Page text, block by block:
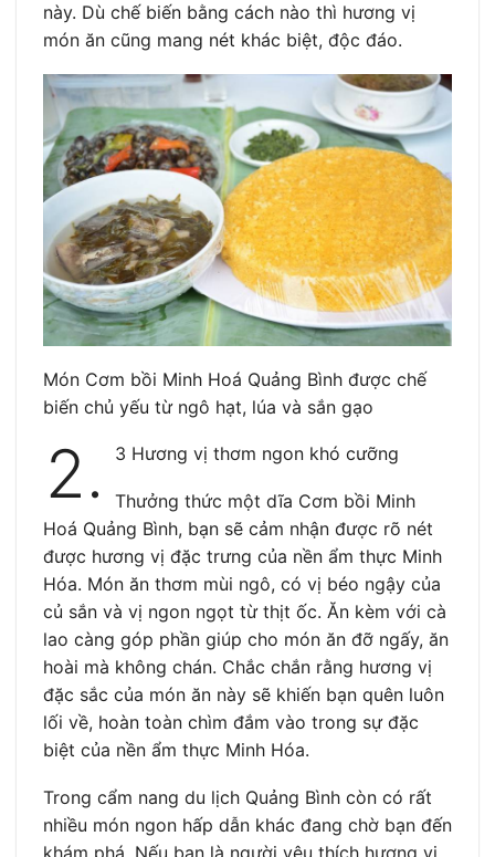
này. Dù chế biến bằng cách nào thì hương vị
món ăn cũng mang nét khác biệt, độc đáo.
Món Cơm bồi Minh Hoá Quảng Bình được chế
biến chủ yếu từ ngô hạt, lúa và sắn gạo
2. 3 Hương vị thơm ngon khó cưỡng
Thưởng thức một dĩa Cơm bồi Minh
Hoá Quảng Bình, bạn sẽ cảm nhận được rõ nét
được hương vị đặc trưng của nền ẩm thực Minh
Hóa. Món ăn thơm mùi ngô, có vị béo ngậy của
củ sắn và vị ngon ngọt từ thịt ốc. Ăn kèm với cà
lao càng góp phần giúp cho món ăn đỡ ngấy, ăn
hoài mà không chán. Chắc chắn rằng hương vị
đặc sắc của món ăn này sẽ khiến bạn quên luôn
lối về, hoàn toàn chìm đắm vào trong sự đặc
biệt của nền ẩm thực Minh Hóa.
Trong cẩm nang du lịch Quảng Bình còn có rất
nhiều món ngon hấp dẫn khác đang chờ bạn đến
khám phá. Nếu bạn là người yêu thích hương vị